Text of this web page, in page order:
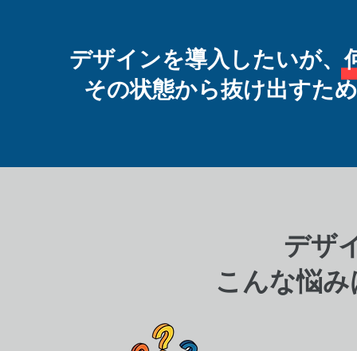
デザインを導入したいが、
その状態から抜け出すた
デザ
こんな悩